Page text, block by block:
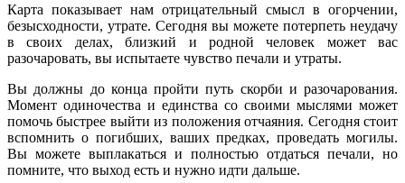
Карта показывает нам отрицательный смысл в огорчении,
безысходности, утрате. Сегодня вы можете потерпеть неудачу
в своих делах, близкий и родной человек может вас
разочаровать, вы испытаете чувство печали и утраты.
Вы должны до конца пройти путь скорби и разочарования.
Момент одиночества и единства со своими мыслями может
помочь быстрее выйти из положения отчаяния. Сегодня стоит
вспомнить о погибших, ваших предках, проведать могилы.
Вы можете выплакаться и полностью отдаться печали, но
помните, что выход есть и нужно идти дальше.